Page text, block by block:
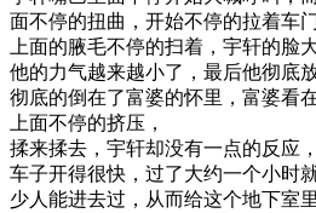
面不停的扭曲，开始不停的拉着车
上面的腋毛不停的扫着，宇轩的
他的力气越来越小了，最后他彻底
彻底的倒在了富婆的怀里，富婆看
上面不停的挤压，
揉来揉去，宇轩却没有一点的反应
车子开得很快，过了大约一个小时
少人能进去过，从而给这个地下室